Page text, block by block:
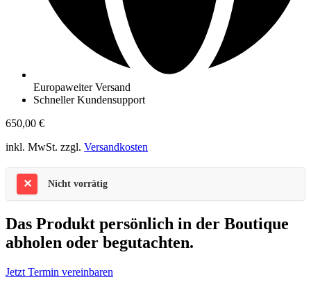
Europaweiter Versand
Schneller Kundensupport
650,00 €
inkl. MwSt. zzgl. Versandkosten
Nicht vorrätig
Das Produkt persönlich in der Boutique
abholen oder begutachten.
Jetzt Termin vereinbaren